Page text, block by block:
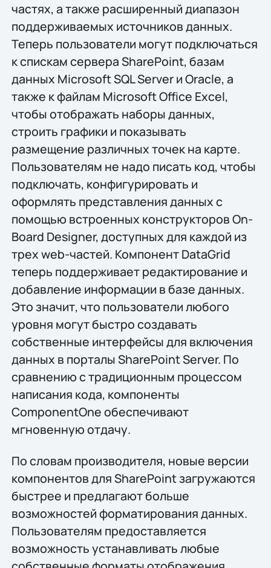
частях, а также расширенный диапазон
поддерживаемых источников данных.
Теперь пользователи могут подключаться
к спискам сервера SharePoint, базам
данных Microsoft SQL Server и Oracle, а
также к файлам Microsoft Office Excel,
чтобы отображать наборы данных,
строить графики и показывать
размещение различных точек на карте.
Пользователям не надо писать код, чтобы
подключать, конфигурировать и
оформлять представления данных с
помощью встроенных конструкторов On-
Board Designer, доступных для каждой из
трех web-частей. Компонент DataGrid
теперь поддерживает редактирование и
добавление информации в базе данных.
Это значит, что пользователи любого
уровня могут быстро создавать
собственные интерфейсы для включения
данных в порталы SharePoint Server. По
сравнению с традиционным процессом
написания кода, компоненты
ComponentOne обеспечивают
мгновенную отдачу.
По словам производителя, новые версии
компонентов для SharePoint загружаются
быстрее и предлагают больше
возможностей форматирования данных.
Пользователям предоставляется
возможность устанавливать любые